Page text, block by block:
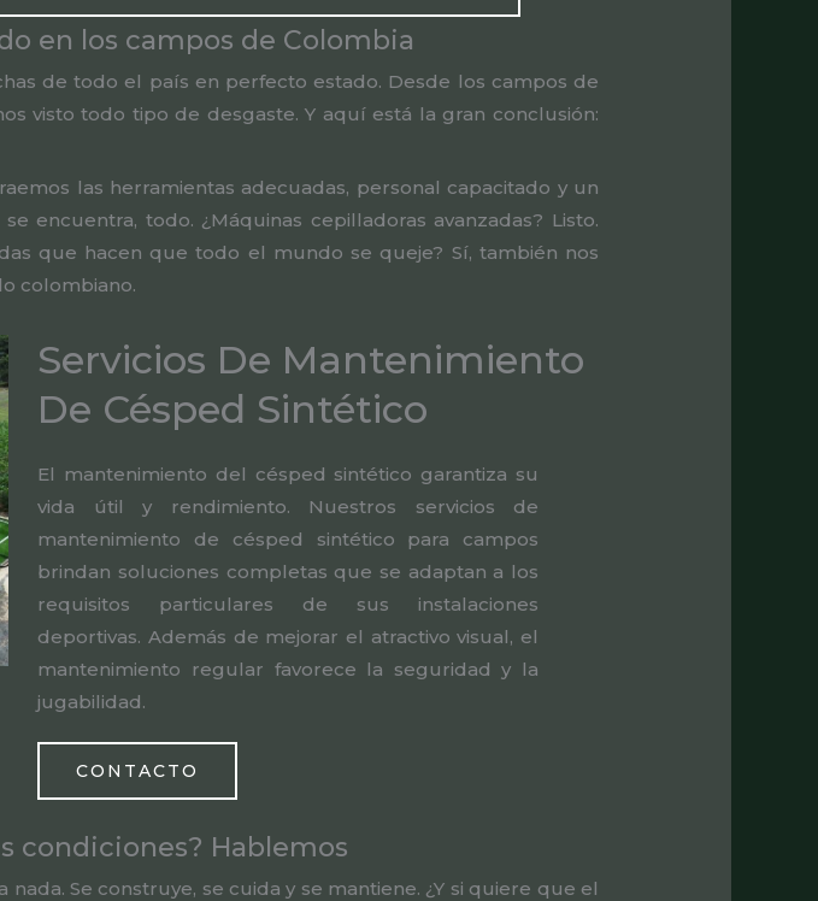
en los campos de Colombia
de todo el país en perfecto estado. Desde los campos de
visto todo tipo de desgaste. Y aquí está la gran conclusión:
las herramientas adecuadas, personal capacitado y un
encuentra, todo. ¿Máquinas cepilladoras avanzadas? Listo.
que hacen que todo el mundo se queje? Sí, también nos
colombiano.
Servicios De Mantenimiento
De Césped Sintético
El mantenimiento del césped sintético garantiza su
vida útil y rendimiento. Nuestros servicios de
mantenimiento de césped sintético para campos
brindan soluciones completas que se adaptan a los
requisitos particulares de sus instalaciones
deportivas. Además de mejorar el atractivo visual, el
mantenimiento regular favorece la seguridad y la
jugabilidad.
CONTACTO
condiciones? Hablemos
Se construye, se cuida y se mantiene. ¿Y si quiere que el